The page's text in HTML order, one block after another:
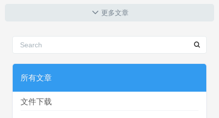
更多文章
所有文章
文件下载